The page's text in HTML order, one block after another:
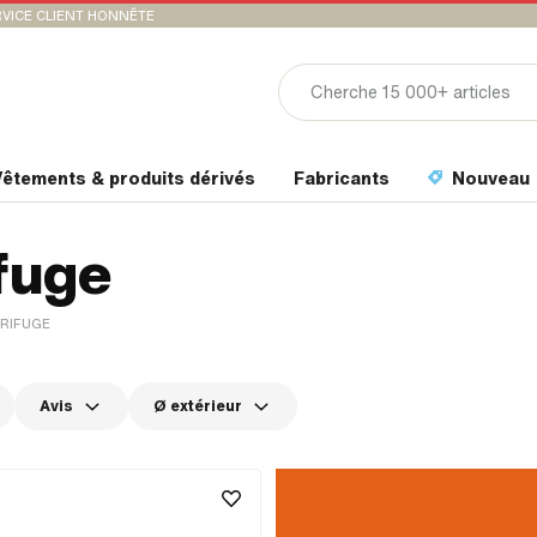
CLIENT HONNÊTE
& produits dérivés Fabricants Nouveau
Avis Ø extérieur